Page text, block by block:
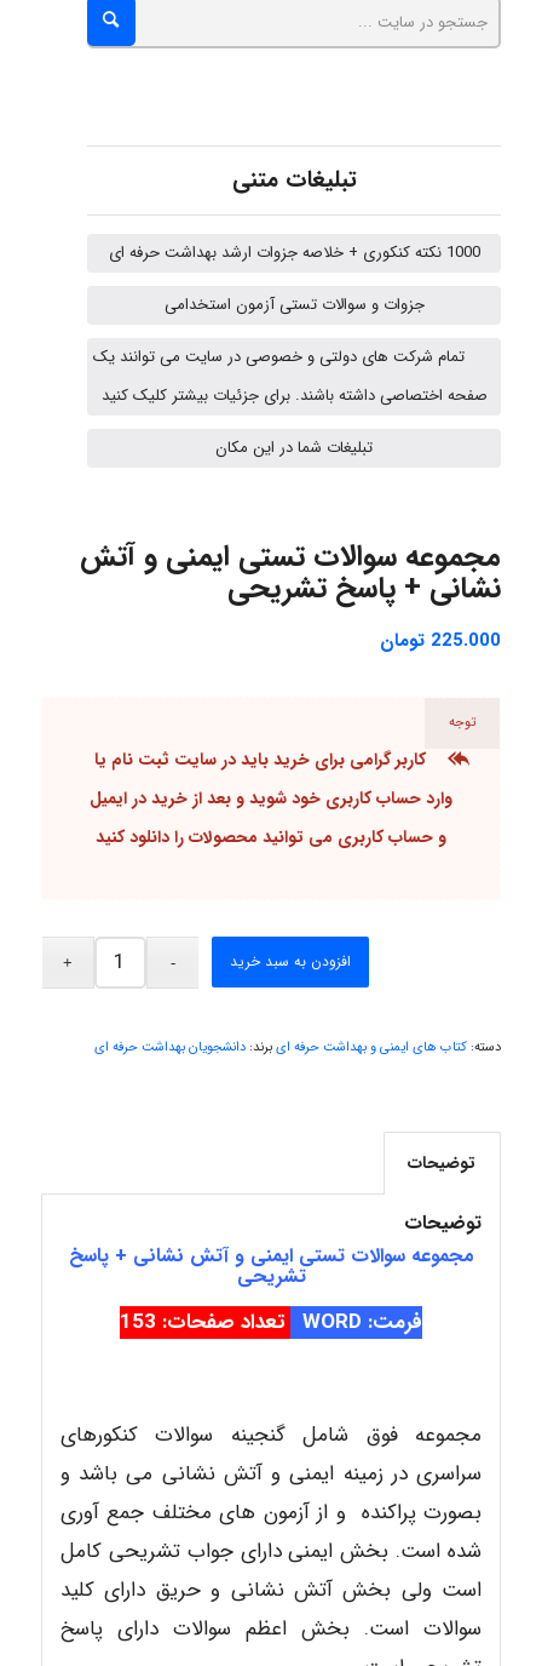
Niloofar
abolfazlkoshehe
تبلیغات متنی
1000 نکته کنکوری + خلاصه جزوات ارشد بهداشت حرفه ای
جزوات و سوالات تستی آزمون استخدامی
تمام شرکت های دولتی و خصوصی در سایت می توانند یک
صفحه اختصاصی داشته باشند. برای جزئیات بیشتر کلیک کنید
تبلیغات شما در این مکان
مجموعه سوالات تستی ایمنی و آتش
نشانی + پاسخ تشریحی
225.000 تومان
توجه
کاربر گرامی برای خرید باید در سایت ثبت نام یا
وارد حساب کاربری خود شوید و بعد از خرید در ایمیل
و حساب کاربری می توانید محصولات را دانلود کنید
افزودن به سبد خرید
دسته: کتاب های ایمنی و بهداشت حرفه ای برند: دانشجویان بهداشت حرفه ای
توضیحات
توضیحات
مجموعه سوالات تستی ایمنی و آتش نشانی + پاسخ
تشریحی
فرمت: WORD تعداد صفحات: 153
مجموعه فوق شامل گنجینه سوالات کنکورهای
سراسری در زمینه ایمنی و آتش نشانی می باشد و
بصورت پراکنده و از آزمون های مختلف جمع آوری
شده است. بخش ایمنی دارای جواب تشریحی کامل
است ولی بخش آتش نشانی و حریق دارای کلید
سوالات است. بخش اعظم سوالات دارای پاسخ